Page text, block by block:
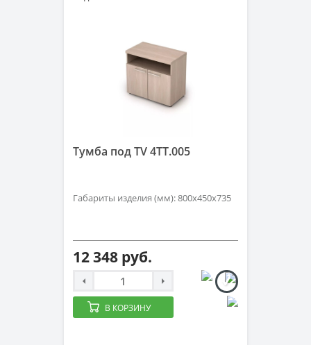
Тумба под TV 4ТТ.005
Габариты изделия (мм): 800х450х735
12 348 руб.
В КОРЗИНУ